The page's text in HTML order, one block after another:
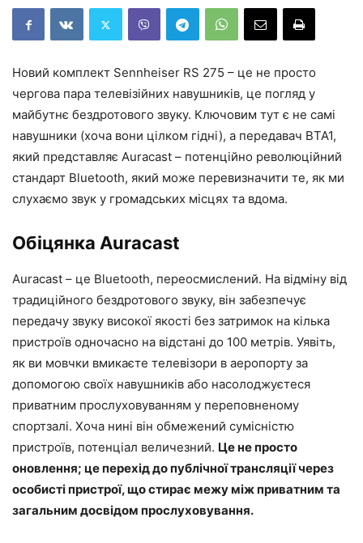
Новий комплект Sennheiser RS 275 – це не просто
чергова пара телевізійних навушників, це погляд у
майбутнє бездротового звуку. Ключовим тут є не самі
навушники (хоча вони цілком гідні), а передавач BTA1,
який представляє Auracast – потенційно революційний
стандарт Bluetooth, який може перевизначити те, як ми
слухаємо звук у громадських місцях та вдома.
Обіцянка Auracast
Auracast – це Bluetooth, переосмислений. На відміну від
традиційного бездротового звуку, він забезпечує
передачу звуку високої якості без затримок на кілька
пристроїв одночасно на відстані до 100 метрів. Уявіть,
як ви мовчки вмикаєте телевізори в аеропорту за
допомогою своїх навушників або насолоджуєтеся
приватним прослуховуванням у переповненому
спортзалі. Хоча нині він обмежений сумісністю
пристроїв, потенціал величезний. Це не просто
оновлення; це перехід до публічної трансляції через
особисті пристрої, що стирає межу між приватним та
загальним досвідом прослуховування.